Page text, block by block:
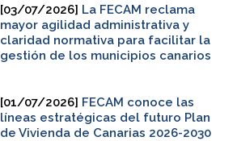
[03/07/2026] La FECAM reclama
mayor agilidad administrativa y
claridad normativa para facilitar la
gestión de los municipios canarios
[01/07/2026] FECAM conoce las
líneas estratégicas del futuro Plan
de Vivienda de Canarias 2026-2030